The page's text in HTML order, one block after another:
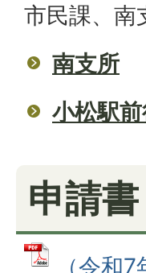
市民課、南
南支所
小松駅
申請
（令和